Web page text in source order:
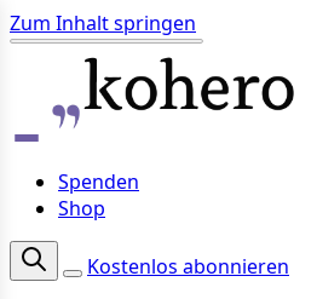
Zum Inhalt springen
Spenden
Shop
Kostenlos abonnieren